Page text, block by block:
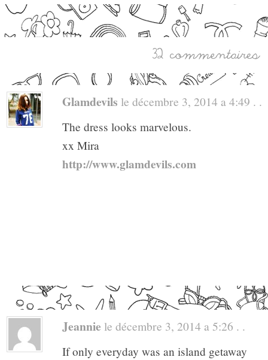
Glamdevils le décembre 3, 2014 a 4:49 . .
The dress looks marvelous.
xx Mira
http://www.glamdevils.com
Jeannie le décembre 3, 2014 a 5:26 . .
If only everyday was an island getaway